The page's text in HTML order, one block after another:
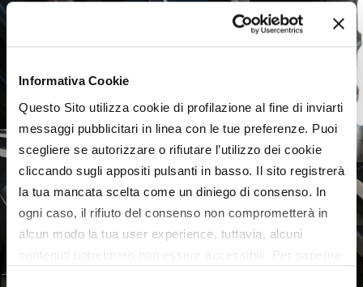
Informativa Cookie
Questo Sito utilizza cookie di profilazione al fine di inviarti
messaggi pubblicitari in linea con le tue preferenze. Puoi
scegliere se autorizzare o rifiutare l’utilizzo dei cookie
cliccando sugli appositi pulsanti in basso. Il sito registrerà
la tua mancata scelta come un diniego di consenso. In
ogni caso, il rifiuto del consenso non comprometterà in
alcun modo la tua user experience, tuttavia, alcuni
Agricultural tyres, a weak
European market